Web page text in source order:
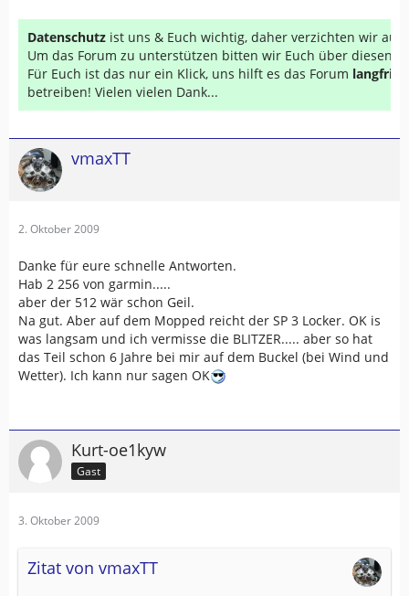
Datenschutz ist uns & Euch wichtig, daher verzichten wir auf
Um das Forum zu unterstützen bitten wir Euch über diesen
Für Euch ist das nur ein Klick, uns hilft es das Forum
betreiben! Vielen vielen Dank...
vmaxTT
2. Oktober 2009
Danke für eure schnelle Antworten.
Hab 2 256 von garmin.....
aber der 512 wär schon Geil.
Na gut. Aber auf dem Mopped reicht der SP 3 Locker. OK is
was langsam und ich vermisse die BLITZER..... aber so hat
das Teil schon 6 Jahre bei mir auf dem Buckel (bei Wind und
Wetter). Ich kann nur sagen OK
Kurt-oe1kyw
Gast
3. Oktober 2009
Zitat von vmaxTT